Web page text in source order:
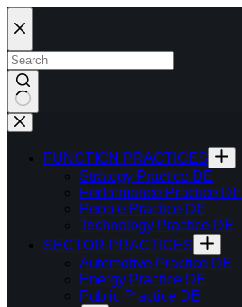
Skip
to
content
FUNCTION PRACTICES
Strategy Practice DE
Performance Practice DE
People Practice DE
Technology Practice DE
SECTOR PRACTICES
Automotive Practice DE
Energy Practice DE
Public Practice DE